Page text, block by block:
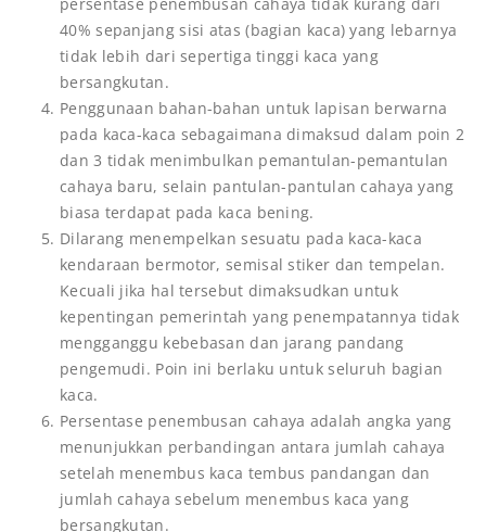
40% sepanjang sisi atas (bagian kaca) yang lebarnya
tidak lebih dari sepertiga tinggi kaca yang
bersangkutan.
Penggunaan bahan-bahan untuk lapisan berwarna
pada kaca-kaca sebagaimana dimaksud dalam poin 2
dan 3 tidak menimbulkan pemantulan-pemantulan
cahaya baru, selain pantulan-pantulan cahaya yang
biasa terdapat pada kaca bening.
Dilarang menempelkan sesuatu pada kaca-kaca
kendaraan bermotor, semisal stiker dan tempelan.
Kecuali jika hal tersebut dimaksudkan untuk
kepentingan pemerintah yang penempatannya tidak
mengganggu kebebasan dan jarang pandang
pengemudi. Poin ini berlaku untuk seluruh bagian
kaca.
Persentase penembusan cahaya adalah angka yang
menunjukkan perbandingan antara jumlah cahaya
setelah menembus kaca tembus pandangan dan
jumlah cahaya sebelum menembus kaca yang
bersangkutan.